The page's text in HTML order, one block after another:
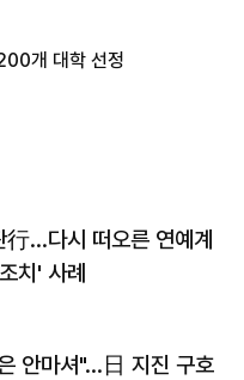
개 대학 선정
行…다시 떠오른 연예계
치' 사례
안마셔"…日 지진 구호